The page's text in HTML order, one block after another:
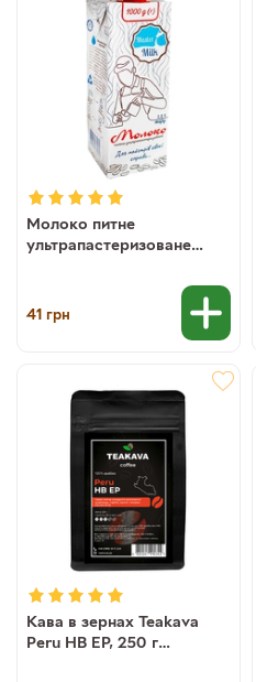
Молоко питне
ультрапастеризоване
41 грн
Кава в зернах Teakava
Peru HB EP, 250 г